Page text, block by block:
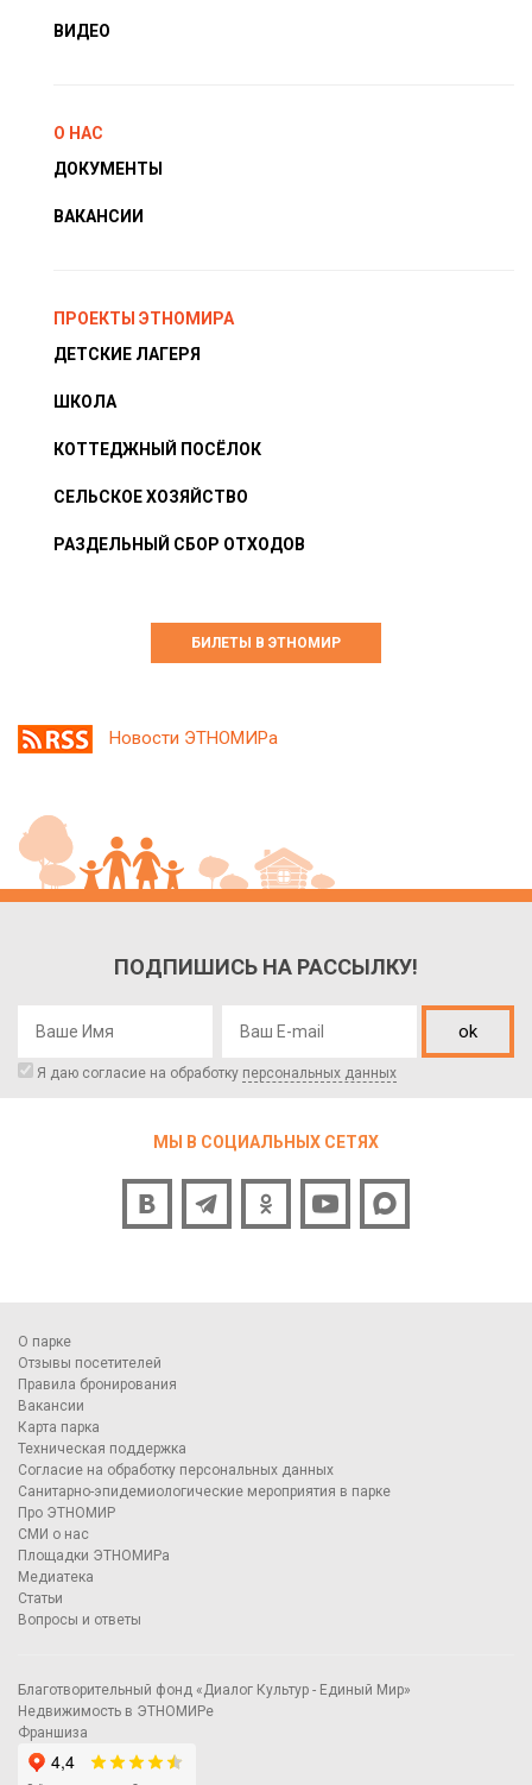
ВИДЕО
О НАС
ДОКУМЕНТЫ
ВАКАНСИИ
ПРОЕКТЫ ЭТНОМИРА
ДЕТСКИЕ ЛАГЕРЯ
ШКОЛА
КОТТЕДЖНЫЙ ПОСЁЛОК
СЕЛЬСКОЕ ХОЗЯЙСТВО
РАЗДЕЛЬНЫЙ СБОР ОТХОДОВ
БИЛЕТЫ В ЭТНОМИР
Новости ЭТНОМИРа
ПОДПИШИСЬ НА РАССЫЛКУ!
ok
Я даю согласие на обработку персональных данных
МЫ В СОЦИАЛЬНЫХ СЕТЯХ
О парке
Отзывы посетителей
Правила бронирования
Вакансии
Карта парка
Техническая поддержка
Согласие на обработку персональных данных
Санитарно-эпидемиологические мероприятия в парке
Про ЭТНОМИР
СМИ о нас
Площадки ЭТНОМИРа
Медиатека
Статьи
Вопросы и ответы
Благотворительный фонд «Диалог Культур - Единый Мир»
Недвижимость в ЭТНОМИРе
Франшиза